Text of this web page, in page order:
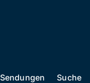
Sendungen Suche